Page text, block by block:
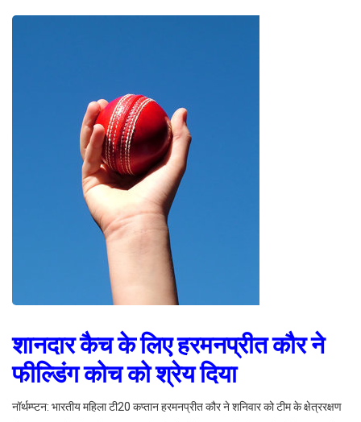
शानदार कैच के लिए हरमनप्रीत कौर ने
फील्डिंग कोच को श्रेय दिया
नॉर्थम्प्टन: भारतीय महिला टी20 कप्तान हरमनप्रीत कौर ने शनिवार को टीम के क्षेत्ररक्षण